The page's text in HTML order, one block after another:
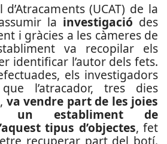
(UCAT) de la
la investigació des
i gràcies a les càmeres de
va recopilar els
identificar l’autor dels fets.
els investigadors
l’atracador, tres dies
va vendre part de les joies
un establiment de
tipus d’objectes, fet
recuperar part del botí.